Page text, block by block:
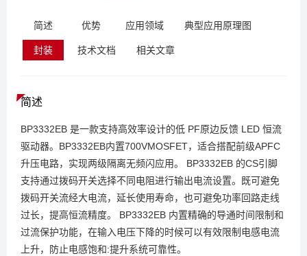
简述 优势 应用领域 典型应用原理图
封装 技术文档 相关文章
简述
BP3332EB 是一款支持高效率设计的低 PF原边反馈 LED 恒流
驱动器。BP3332EB内置700VMOSFET，适合搭配前级APFC
升压电路，实现两级隔离无频闪应用。 BP3332EB 的CS引脚
支持通过拨码开关选择不同电阻进行输出电流设置。既可避免
拨码开关流经大电流，延长使用寿命，也可避免功率回路走线
过长，提高恒流精度。 BP3332EB 内置精确的导通时间限制和
过流保护功能，在输入电压下降的时候可以有效限制电感电流
上升，防止电感饱和:提升系统可靠性。